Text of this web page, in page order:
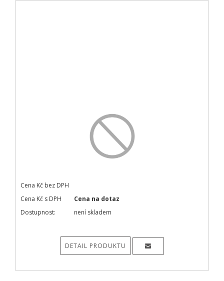
Cena Kč bez DPH
Cena Kč s DPH
Cena na dotaz
Dostupnost:
není skladem
DETAIL PRODUKTU